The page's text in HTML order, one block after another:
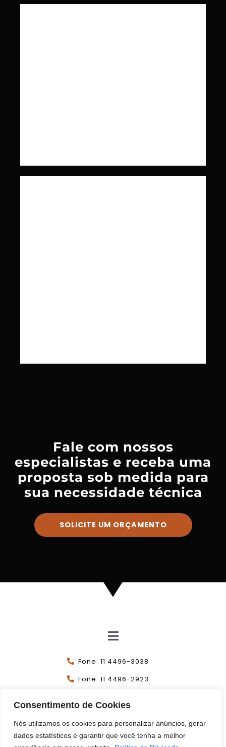
Consentimento de Cookies
Nós utilizamos os cookies para personalizar anúncios, gerar
dados estatísticos e garantir que você tenha a melhor
Fale com nossos
especialistas e receba uma
proposta sob medida para
sua necessidade técnica
SOLICITE UM ORÇAMENTO
Fone: 11 4496-3038
Fone: 11 4496-2923
Instagram